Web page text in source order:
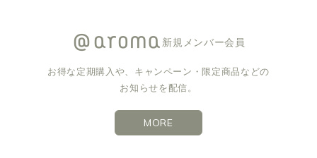
新規メンバー会員
お得な定期購入や、キャンペーン・限定商品などの
お知らせを配信。
MORE